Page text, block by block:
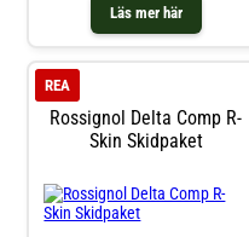
Läs mer här
Rossignol Delta Comp R-
Skin Skidpaket
REA